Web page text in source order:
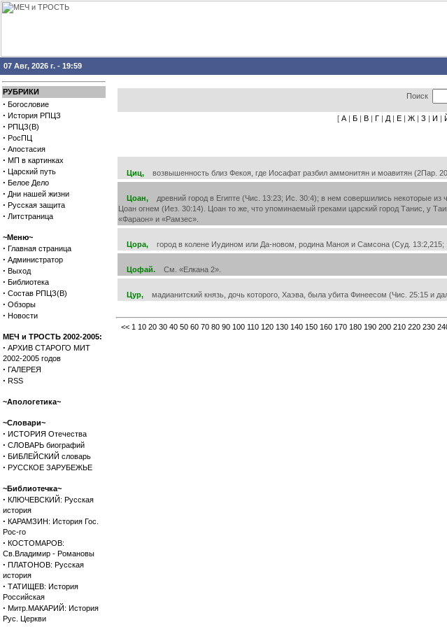
07 Авг, 2026 г. - 19:59
РУБРИКИ
· Богословие
· История РПЦЗ
· РПЦЗ(В)
· РосПЦ
· Апостасия
· МП в картинках
· Царский путь
· Белое Дело
· Дни нашей жизни
· Русская защита
· Литстраница
~Меню~
· Главная страница
· Администратор
· Выход
· Библиотека
· Состав РПЦЗ(В)
· Обзоры
· Новости
МЕЧ и ТРОСТЬ 2002-2005:
· АРХИВ СТАРОГО МИТ
2002-2005 годов
· ГАЛЕРЕЯ
· RSS
~Апологетика~
~Словари~
· ИСТОРИЯ Отечества
· СЛОВАРЬ биографий
· БИБЛЕЙСКИЙ словарь
· РУССКОЕ ЗАРУБЕЖЬЕ
~Библиотечка~
· КЛЮЧЕВСКИЙ: Русская
история
· КАРАМЗИН: История Гос.
Рос-го
· КОСТОМАРОВ:
Св.Владимир - Романовы
· ПЛАТОНОВ: Русская
история
· ТАТИЩЕВ: История
Российская
· Митр.МАКАРИЙ: История
Рус. Церкви
Поиск
[ А | Б | В | Г | Д | Е | Ж | З | И |
Циц, возвышенность близ Фекоя, где Иосафат разбил аммонитян и моавитян (2Пар.
Цоан, древний город в Египте (Чис. 13:23; Ис. 30:4); в нем совершились некоторые из
Цоан огнем (Иез. 30:14). Цоан то же, что упоминаемый греками царский город Танис, у
«Фараон» и «Рамзес».
Цора, город в колене Иудином или Да-новом, родина Маноя и Самсона (Суд.
Цофай. См. «Елкана 2».
Цур, мадианитский князь, дочь которого, Хаэва, была убита Финеесом (Чис. 25:15 и
<< 1 10 20 30 40 50 60 70 80 90 100 110 120 130 140 150 160 170 180 190 200 210 220 230